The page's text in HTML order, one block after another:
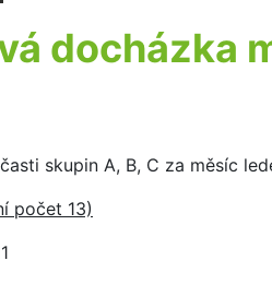
docházka
skupin A, B, C za měsíc
počet 13)